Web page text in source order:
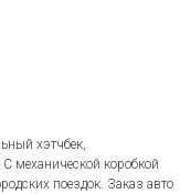
хэтчбек,
механической коробкой
поездок. Заказ авто